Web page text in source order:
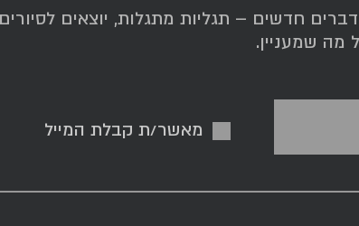
חדשים – תגליות מתגלות, יוצאים
מה שמעניין.
מאשר/ת קבלת המייל